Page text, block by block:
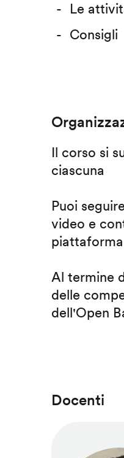
Le
Consigli
Il corso si
ciascuna
Puoi
video e
Al termine
delle
dell'Open
Docenti